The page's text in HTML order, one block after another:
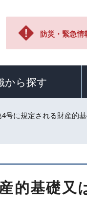
防災・緊急情
から探す
号に規定される財産的
的基礎又